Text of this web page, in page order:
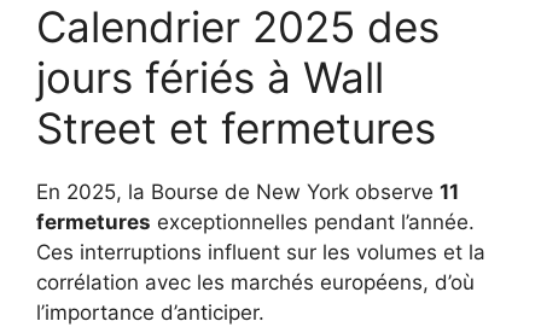
Calendrier 2025 des
jours fériés à Wall
Street et fermetures
En 2025, la Bourse de New York observe 11
fermetures exceptionnelles pendant l’année.
Ces interruptions influent sur les volumes et la
corrélation avec les marchés européens, d’où
l’importance d’anticiper.